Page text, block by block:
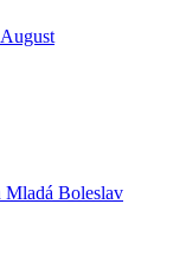
Mladá Boleslav